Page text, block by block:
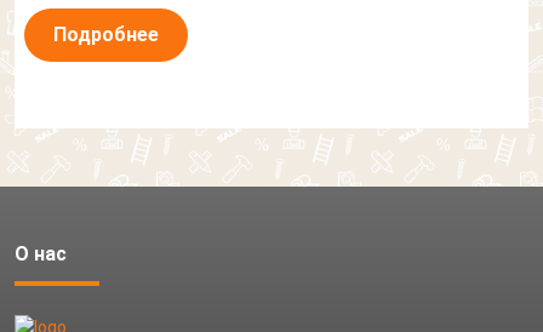
Подробнее
О нас